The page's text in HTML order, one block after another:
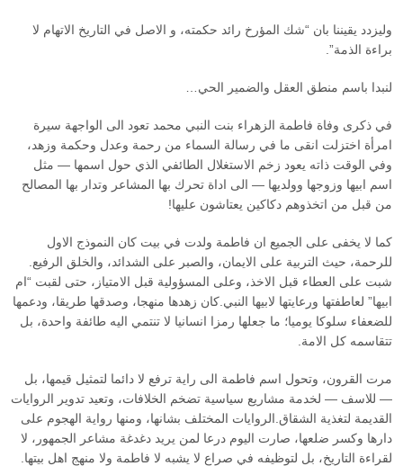
وليزدد يقيننا بان “شك المؤرخ رائد حكمته، و الاصل في التاريخ الاتهام لا
براءة الذمة”.
لنبدا باسم منطق العقل والضمير الحي…
في ذكرى وفاة فاطمة الزهراء بنت النبي محمد تعود الى الواجهة سيرة
امرأة اختزلت انقى ما في رسالة السماء من رحمة وعدل وحكمة وزهد،
وفي الوقت ذاته يعود زخم الاستغلال الطائفي الذي حول اسمها — مثل
اسم ابيها وزوجها وولديها — الى اداة تحرك بها المشاعر وتدار بها المصالح
من قبل من اتخذوهم دكاكين يعتاشون عليها!
كما لا يخفى على الجميع ان فاطمة ولدت في بيت كان النموذج الاول
للرحمة، حيث التربية على الايمان، والصبر على الشدائد، والخلق الرفيع.
شبت على العطاء قبل الاخذ، وعلى المسؤولية قبل الامتياز، حتى لقبت “ام
ابيها” لعاطفتها ورعايتها لابيها النبي.كان زهدها منهجا، وصدقها طريقا، ودعمها
للضعفاء سلوكا يوميا؛ ما جعلها رمزا انسانيا لا تنتمي اليه طائفة واحدة، بل
تتقاسمه كل الامة.
مرت القرون، وتحول اسم فاطمة الى راية ترفع لا دائما لتمثيل قيمها، بل
— للاسف — لخدمة مشاريع سياسية تضخم الخلافات، وتعيد تدوير الروايات
القديمة لتغذية الشقاق.الروايات المختلف بشانها، ومنها رواية الهجوم على
دارها وكسر ضلعها، صارت اليوم درعا لمن يريد دغدغة مشاعر الجمهور، لا
لقراءة التاريخ، بل لتوظيفه في صراع لا يشبه لا فاطمة ولا منهج اهل بيتها.